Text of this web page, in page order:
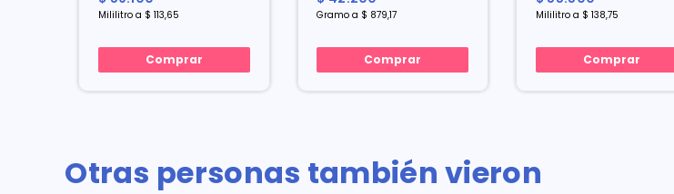
Mililitro a $ 113,65
Comprar
Gramo a $ 879,17
Comprar
Mililitro a $ 138,75
Comprar
Otras personas también vieron